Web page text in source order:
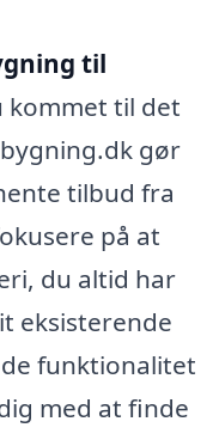
til
kommet til det
gør
tilbud fra
på at
du altid har
eksisterende
funktionalitet
med at finde